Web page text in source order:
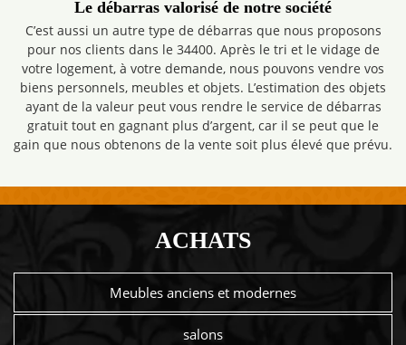
Le débarras valorisé de notre société
C’est aussi un autre type de débarras que nous proposons
pour nos clients dans le 34400. Après le tri et le vidage de
votre logement, à votre demande, nous pouvons vendre vos
biens personnels, meubles et objets. L’estimation des objets
ayant de la valeur peut vous rendre le service de débarras
gratuit tout en gagnant plus d’argent, car il se peut que le
gain que nous obtenons de la vente soit plus élevé que prévu.
ACHATS
Meubles anciens et modernes
salons